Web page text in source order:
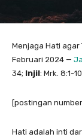
Menjaga Hati agar
Februari 2024 —
34; Injil: Mrk. 8:1-10
[postingan
Hati adalah inti